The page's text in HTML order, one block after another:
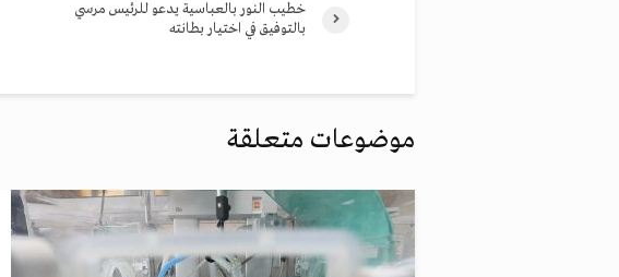
خطيب النور بالعباسية يدعو للرئيس مرسي
بالتوفيق في اختيار بطانته
موضوعات متعلقة